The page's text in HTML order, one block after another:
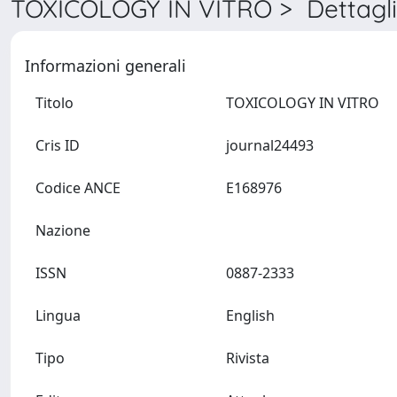
TOXICOLOGY IN VITRO >
Informazioni generali
Titolo
Cris ID
Codice ANCE
Nazione
ISSN
Lingua
Tipo Rivista